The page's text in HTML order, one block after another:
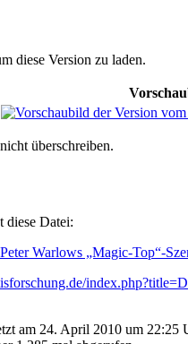
diese Version zu laden.
überschreiben.
diese Datei:
Warlows „Magic-Top“-
am 24. April 2010 um 22:25